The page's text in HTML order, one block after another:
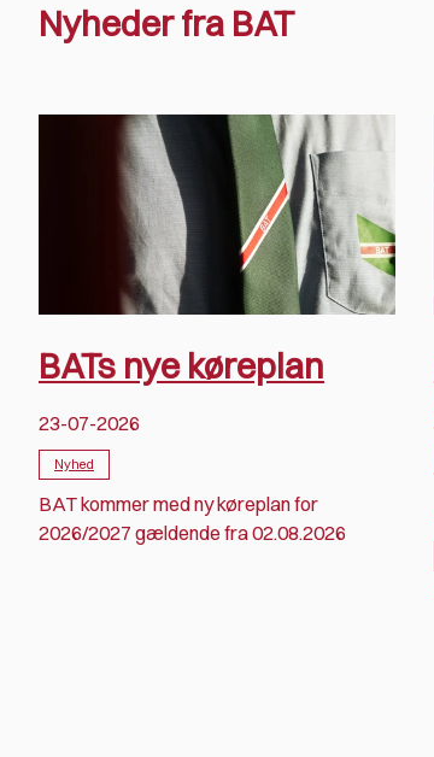
Nyheder fra BAT
BATs nye køreplan
23-07-2026
Nyhed
BAT kommer med ny køreplan for
2026/2027 gældende fra 02.08.2026